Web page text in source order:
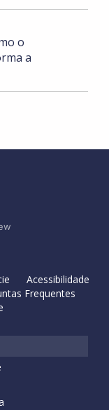
o
a
Acessibilidade
Frequentes